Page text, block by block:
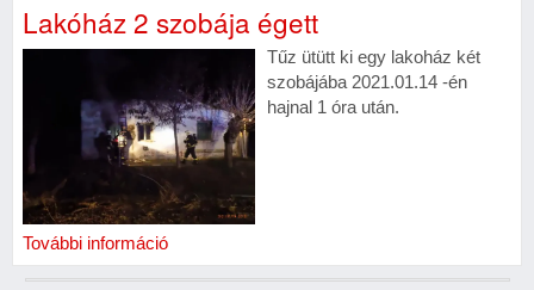
Lakóház 2 szobája égett
Tűz ütütt ki egy lakoház két
szobájába 2021.01.14 -én
hajnal 1 óra után.
További információ